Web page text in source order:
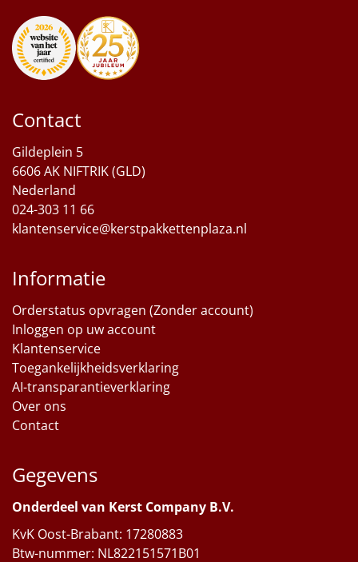
Contact
Gildeplein 5
6606 AK NIFTRIK (GLD)
Nederland
024-303 11 66
klantenservice@kerstpakkettenplaza.nl
Informatie
Orderstatus opvragen (Zonder account)
Inloggen op uw account
Klantenservice
Toegankelijkheidsverklaring
AI-transparantieverklaring
Over ons
Contact
Gegevens
Onderdeel van Kerst Company B.V.
KvK Oost-Brabant: 17280883
Btw-nummer: NL822151571B01